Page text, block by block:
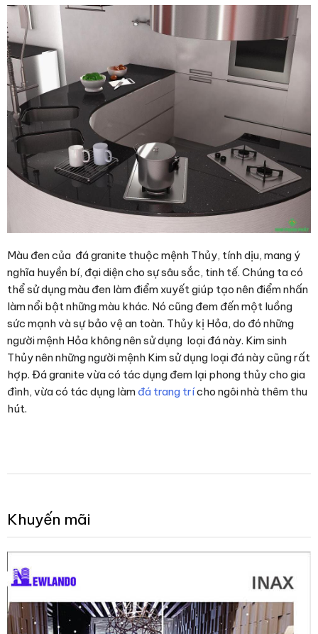
Màu đen của đá granite thuộc mệnh Thủy, tính dịu, mang ý
nghĩa huyền bí, đại diện cho sự sâu sắc, tinh tế. Chúng ta có
thể sử dụng màu đen làm điểm xuyết giúp tạo nên điểm nhấn
làm nổi bật những màu khác. Nó cũng đem đến một luồng
sức mạnh và sự bảo vệ an toàn. Thủy kị Hỏa, do đó những
người mệnh Hỏa không nên sử dụng loại đá này. Kim sinh
Thủy nên những người mệnh Kim sử dụng loại đá này cũng rất
hợp. Đá granite vừa có tác dụng đem lại phong thủy cho gia
đình, vừa có tác dụng làm đá trang trícho ngôi nhà thêm thu
hút.
Khuyến mãi